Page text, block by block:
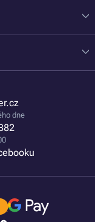
dne